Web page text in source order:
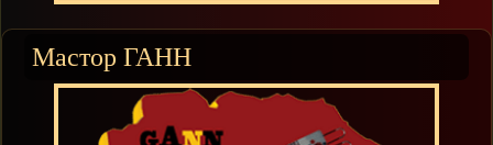
Мастор ГАНН